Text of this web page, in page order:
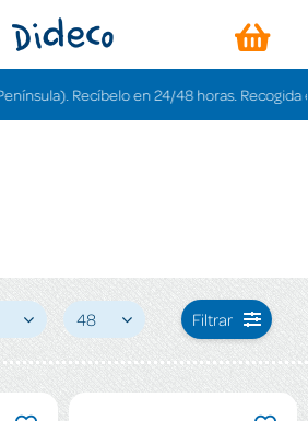
Recíbelo en 24/48 horas. Recogida en
48 Filtrar